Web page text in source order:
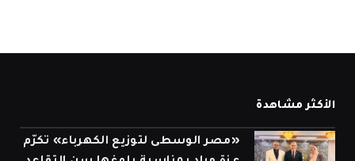
الأكثر مشاهدة
«مصر الوسطى لتوزيع الكهرباء» تكرّم